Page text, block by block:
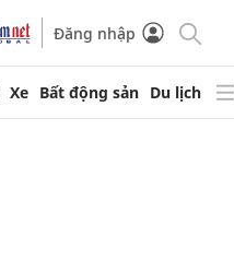
Đăng nhập
Xe Bất động sản Du lịch